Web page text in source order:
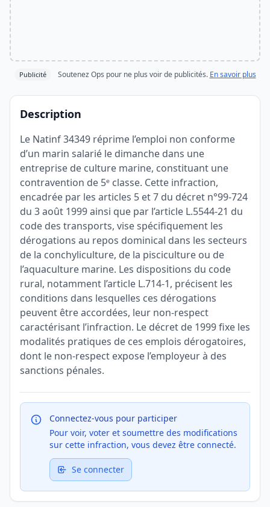
Publicité Soutenez Ops pour ne plus voir de publicités. En savoir plus
Description
Le Natinf 34349 réprime l’emploi non conforme
d’un marin salarié le dimanche dans une
entreprise de culture marine, constituant une
contravention de 5ᵉ classe. Cette infraction,
encadrée par les articles 5 et 7 du décret n°99-724
du 3 août 1999 ainsi que par l’article L.5544-21 du
code des transports, vise spécifiquement les
dérogations au repos dominical dans les secteurs
de la conchyliculture, de la pisciculture ou de
l’aquaculture marine. Les dispositions du code
rural, notamment l’article L.714-1, précisent les
conditions dans lesquelles ces dérogations
peuvent être accordées, leur non-respect
caractérisant l’infraction. Le décret de 1999 fixe les
modalités pratiques de ces emplois dérogatoires,
dont le non-respect expose l’employeur à des
sanctions pénales.
Connectez-vous pour participer
Pour voir, voter et soumettre des modifications
sur cette infraction, vous devez être connecté.
Se connecter